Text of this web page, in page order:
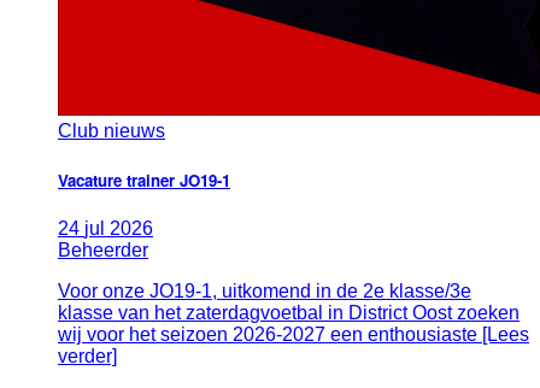
Club nieuws
Vacature trainer JO19-1
24 jul 2026
Beheerder
Voor onze JO19-1, uitkomend in de 2e klasse/3e
klasse van het zaterdagvoetbal in District Oost zoeken
wij voor het seizoen 2026-2027 een enthousiaste [Lees
verder]